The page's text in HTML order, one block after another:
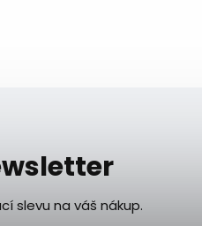
slevu na váš nákup.